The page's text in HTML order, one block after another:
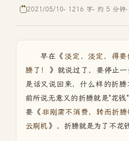
2021/05/10 1216 字 约 5 分钟
早在《 淡定，淡定，得
腾了！
》就说过了，要停止
是话又说回来，什么样的折
前所说无意义的折腾就是"花
要《非刚需不消费，转而折
云刷机 》，折腾就是为了不花钱